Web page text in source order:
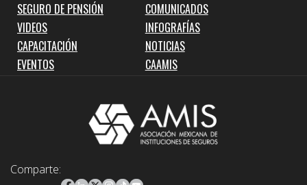
SEGURO DE PENSIÓN
COMUNICADOS
VIDEOS
INFOGRAFÍAS
CAPACITACIÓN
NOTICIAS
EVENTOS
CAAMIS
Comparte: